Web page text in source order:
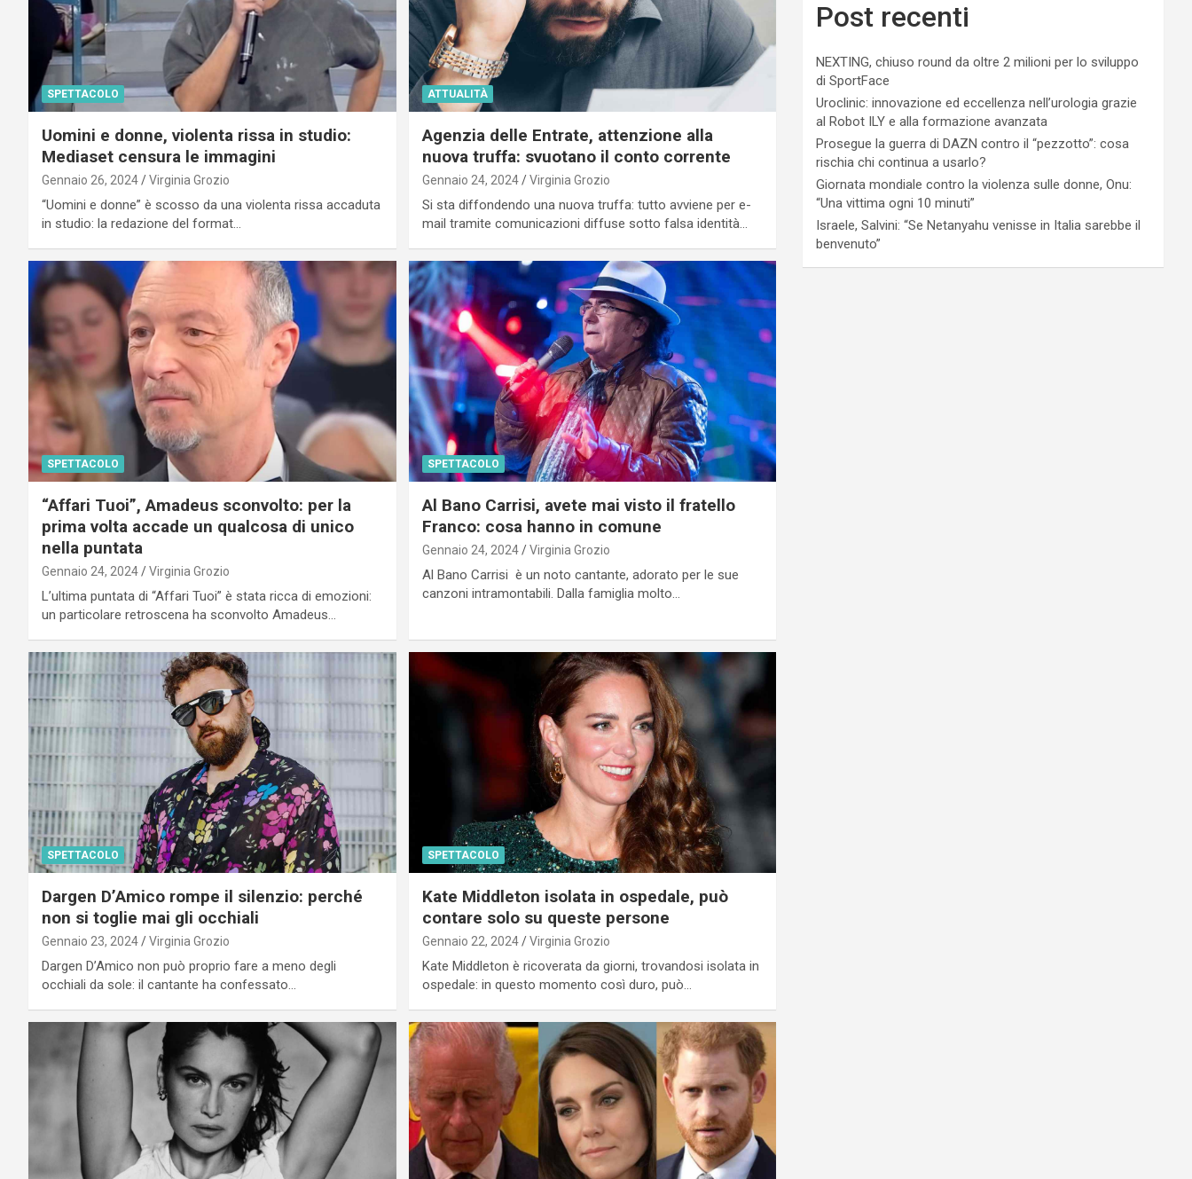
SPETTACOLO
Uomini e donne, violenta rissa in studio:
Mediaset censura le immagini
Gennaio 26, 2024 Virginia Grozio
“Uomini e donne” è scosso da una violenta rissa accaduta
in studio: la redazione del format…
ATTUALITÀ
Agenzia delle Entrate, attenzione alla
nuova truffa: svuotano il conto corrente
Gennaio 24, 2024 Virginia Grozio
Si sta diffondendo una nuova truffa: tutto avviene per e-
mail tramite comunicazioni diffuse sotto falsa identità…
SPETTACOLO
“Affari Tuoi”, Amadeus sconvolto: per la
prima volta accade un qualcosa di unico
nella puntata
Gennaio 24, 2024 Virginia Grozio
L’ultima puntata di “Affari Tuoi” è stata ricca di emozioni:
un particolare retroscena ha sconvolto Amadeus…
SPETTACOLO
Al Bano Carrisi, avete mai visto il fratello
Franco: cosa hanno in comune
Gennaio 24, 2024 Virginia Grozio
Al Bano Carrisi è un noto cantante, adorato per le sue
canzoni intramontabili. Dalla famiglia molto…
SPETTACOLO
Dargen D’Amico rompe il silenzio: perché
non si toglie mai gli occhiali
Gennaio 23, 2024 Virginia Grozio
Dargen D’Amico non può proprio fare a meno degli
occhiali da sole: il cantante ha confessato…
SPETTACOLO
Kate Middleton isolata in ospedale, può
contare solo su queste persone
Gennaio 22, 2024 Virginia Grozio
Kate Middleton è ricoverata da giorni, trovandosi isolata in
ospedale: in questo momento così duro, può…
Post recenti
NEXTING, chiuso round da oltre 2 milioni per lo sviluppo
di SportFace
Uroclinic: innovazione ed eccellenza nell’urologia grazie
al Robot ILY e alla formazione avanzata
Prosegue la guerra di DAZN contro il “pezzotto”: cosa
rischia chi continua a usarlo?
Giornata mondiale contro la violenza sulle donne, Onu:
“Una vittima ogni 10 minuti”
Israele, Salvini: “Se Netanyahu venisse in Italia sarebbe il
benvenuto”